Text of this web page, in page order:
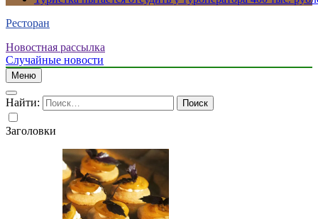
Ресторан
Новостная рассылка
Случайные новости
Меню
Найти:
Заголовки